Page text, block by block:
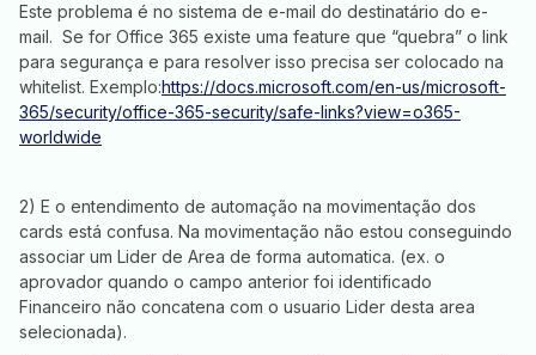
Este problema é no sistema de e-mail do destinatário do e-
mail. Se for Office 365 existe uma feature que “quebra” o link
para segurança e para resolver isso precisa ser colocado na
whitelist. Exemplo:https://docs.microsoft.com/en-us/microsoft-
365/security/office-365-security/safe-links?view=o365-
worldwide
2) E o entendimento de automação na movimentação dos
cards está confusa. Na movimentação não estou conseguindo
associar um Lider de Area de forma automatica. (ex. o
aprovador quando o campo anterior foi identificado
Financeiro não concatena com o usuario Lider desta area
selecionada).